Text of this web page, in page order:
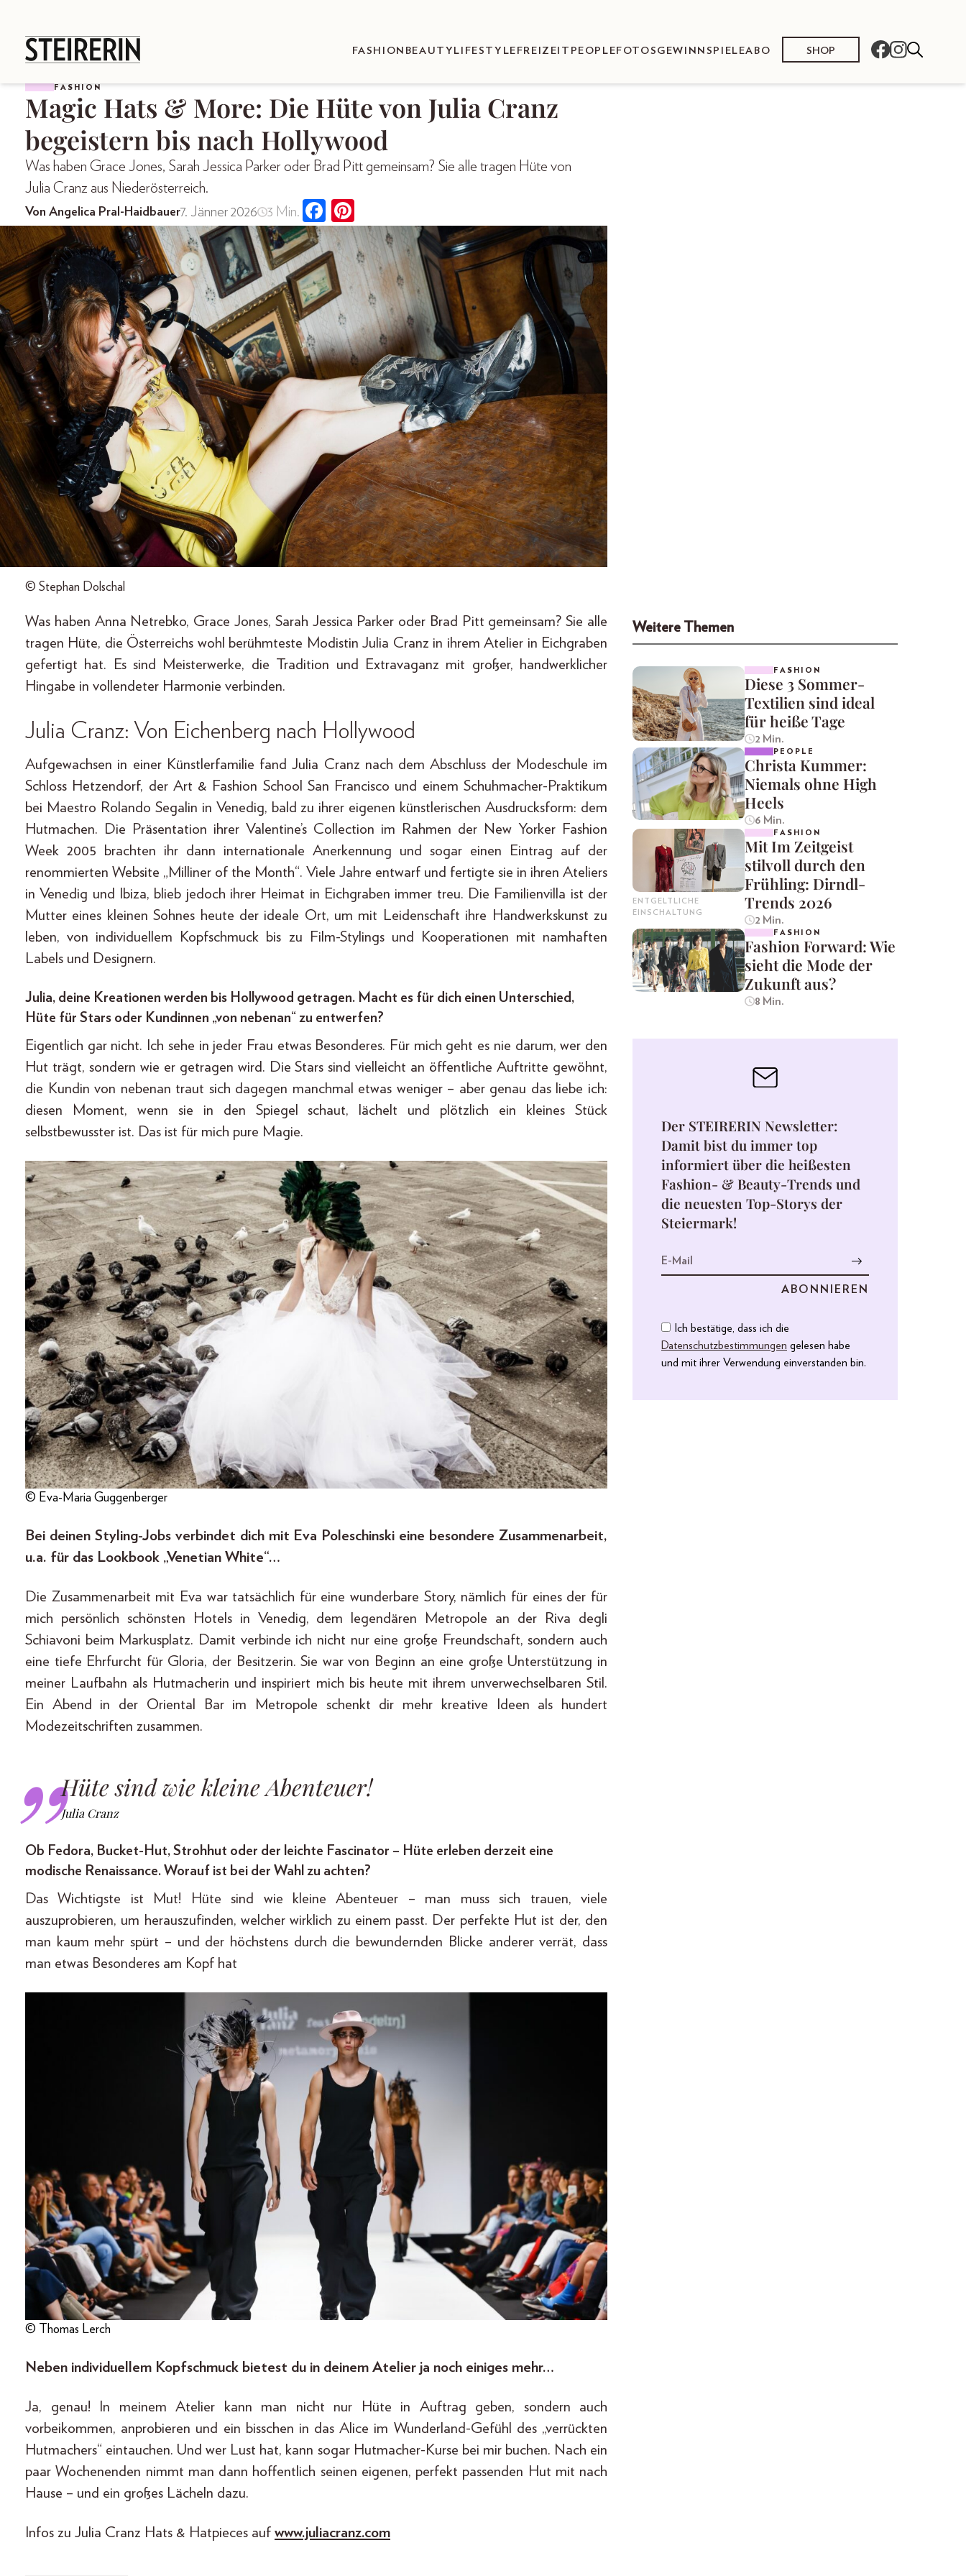
FASHION BEAUTY LIFESTYLE FREIZEIT PEOPLE FOTOS GEWINNSPIELEABO SHOP
FASHION
Magic Hats & More: Die Hüte von Julia Cranz
begeistern bis nach Hollywood
Was haben Grace Jones, Sarah Jessica Parker oder Brad Pitt gemeinsam? Sie alle tragen Hüte von
Julia Cranz aus Niederösterreich.
Von Angelica Pral-Haidbauer7. Jänner 2026 3 Min.
© Stephan Dolschal
Was haben Anna Netrebko, Grace Jones, Sarah Jessica Parker oder Brad Pitt gemeinsam? Sie alle
tragen Hüte, die Österreichs wohl berühmteste Modistin Julia Cranz in ihrem Atelier in Eichgraben
gefertigt hat. Es sind Meisterwerke, die Tradition und Extravaganz mit großer, handwerklicher
Hingabe in vollendeter Harmonie verbinden.
Julia Cranz: Von Eichenberg nach Hollywood
Aufgewachsen in einer Künstlerfamilie fand Julia Cranz nach dem Abschluss der Modeschule im
Schloss Hetzendorf, der Art & Fashion School San Francisco und einem Schuhmacher-Praktikum
bei Maestro Rolando Segalin in Venedig, bald zu ihrer eigenen künstlerischen Ausdrucksform: dem
Hutmachen. Die Präsentation ihrer Valentine’s Collection im Rahmen der New Yorker Fashion
Week 2005 brachten ihr dann internationale Anerkennung und sogar einen Eintrag auf der
renommierten Website „Milliner of the Month“. Viele Jahre entwarf und fertigte sie in ihren Ateliers
in Venedig und Ibiza, blieb jedoch ihrer Heimat in Eichgraben immer treu. Die Familienvilla ist der
Mutter eines kleinen Sohnes heute der ideale Ort, um mit Leidenschaft ihre Handwerkskunst zu
leben, von individuellem Kopfschmuck bis zu Film-Stylings und Kooperationen mit namhaften
Labels und Designern.
Julia, deine Kreationen werden bis Hollywood getragen. Macht es für dich einen Unterschied,
Hüte für Stars oder Kundinnen „von nebenan“ zu entwerfen?
Eigentlich gar nicht. Ich sehe in jeder Frau etwas Besonderes. Für mich geht es nie darum, wer den
Hut trägt, sondern wie er getragen wird. Die Stars sind vielleicht an öffentliche Auftritte gewöhnt,
die Kundin von nebenan traut sich dagegen manchmal etwas weniger – aber genau das liebe ich:
diesen Moment, wenn sie in den Spiegel schaut, lächelt und plötzlich ein kleines Stück
selbstbewusster ist. Das ist für mich pure Magie.
© Eva-Maria Guggenberger
Bei deinen Styling-Jobs verbindet dich mit Eva Poleschinski eine besondere Zusammenarbeit,
u.a. für das Lookbook „Venetian White“…
Die Zusammenarbeit mit Eva war tatsächlich für eine wunderbare Story, nämlich für eines der für
mich persönlich schönsten Hotels in Venedig, dem legendären Metropole an der Riva degli
Schiavoni beim Markusplatz. Damit verbinde ich nicht nur eine große Freundschaft, sondern auch
eine tiefe Ehrfurcht für Gloria, der Besitzerin. Sie war von Beginn an eine große Unterstützung in
meiner Laufbahn als Hutmacherin und inspiriert mich bis heute mit ihrem unverwechselbaren Stil.
Ein Abend in der Oriental Bar im Metropole schenkt dir mehr kreative Ideen als hundert
Modezeitschriften zusammen.
Hüte sind wie kleine Abenteuer!
Julia Cranz
Ob Fedora, Bucket-Hut, Strohhut oder der leichte Fascinator – Hüte erleben derzeit eine
modische Renaissance. Worauf ist bei der Wahl zu achten?
Das Wichtigste ist Mut! Hüte sind wie kleine Abenteuer – man muss sich trauen, viele
auszuprobieren, um herauszufinden, welcher wirklich zu einem passt. Der perfekte Hut ist der, den
man kaum mehr spürt – und der höchstens durch die bewundernden Blicke anderer verrät, dass
man etwas Besonderes am Kopf hat
© Thomas Lerch
Neben individuellem Kopfschmuck bietest du in deinem Atelier ja noch einiges mehr…
Ja, genau! In meinem Atelier kann man nicht nur Hüte in Auftrag geben, sondern auch
vorbeikommen, anprobieren und ein bisschen in das Alice im Wunderland-Gefühl des „verrückten
Hutmachers“ eintauchen. Und wer Lust hat, kann sogar Hutmacher-Kurse bei mir buchen. Nach ein
paar Wochenenden nimmt man dann hoffentlich seinen eigenen, perfekt passenden Hut mit nach
Hause – und ein großes Lächeln dazu.
Infos zu Julia Cranz Hats & Hatpieces auf www.juliacranz.com
Weitere Themen
FASHION
Diese 3 Sommer-
Textilien sind ideal
für heiße Tage
2 Min.
PEOPLE
Christa Kummer:
Niemals ohne High
Heels
6 Min.
ENTGELTLICHE
EINSCHALTUNG
FASHION
Mit Im Zeitgeist
stilvoll durch den
Frühling: Dirndl-
Trends 2026
2 Min.
FASHION
Fashion Forward: Wie
sieht die Mode der
Zukunft aus?
8 Min.
Der STEIRERIN Newsletter:
Damit bist du immer top
informiert über die heißesten
Fashion- & Beauty-Trends und
die neuesten Top-Storys der
Steiermark!
Ich bestätige, dass ich die
Datenschutzbestimmungen gelesen habe
und mit ihrer Verwendung einverstanden bin.